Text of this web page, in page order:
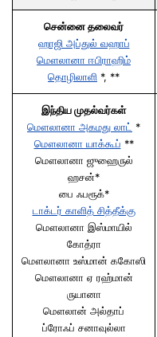
சென்னை தலைவர்
ஹாஜி அப்துல் வஹாப்
மௌலானா ஈபிராஹிம்
தொழிலாளி *, **
இந்திய முதல்வர்கள்
மௌலானா அகமது லாட் *
மௌலானா யாக்கூப் **
மௌலானா ஜுஹைருல்
ஹசன்*
பை ஃபரூக்*
டாக்டர் காளித் சித்தீக்கு
மௌலானா இஸ்மாயில்
கோத்ரா
மௌலானா உஸ்மான் ககோஸி
மௌலானா ஏ ரஹ்மான்
ருயானா
மௌலான் அல்தாப்
ப்ரோஃப் சனாவுல்லா